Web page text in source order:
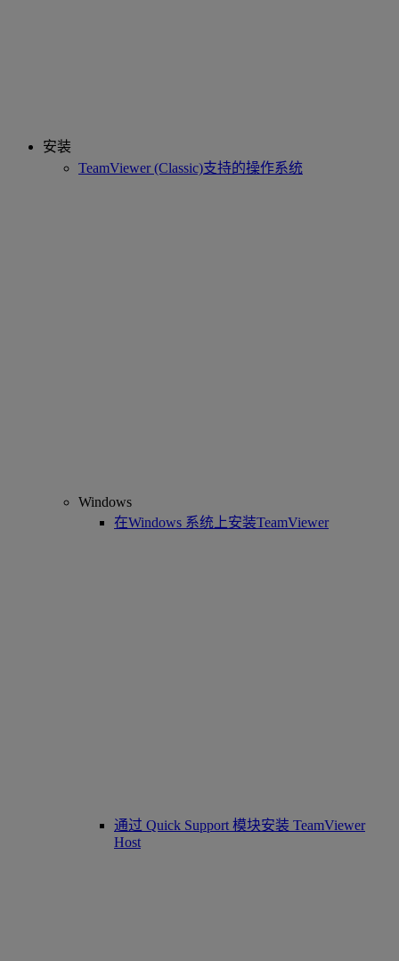
安装
TeamViewer (Classic)支持的操作系统
Windows
在Windows 系统上安装TeamViewer
通过 Quick Support 模块安装 TeamViewer
Host